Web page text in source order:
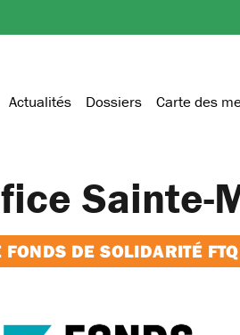
Actualités Dossiers Carte des
Sainte-
DE SOLIDARITÉ